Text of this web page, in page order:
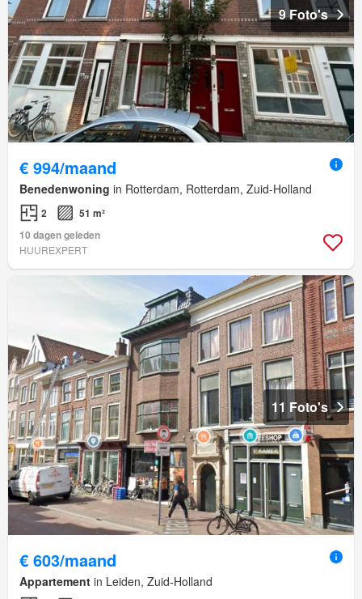
9 Foto's
€ 994/maand
Benedenwoning in Rotterdam, Rotterdam, Zuid-Holland
2
51 m²
10 dagen geleden
HUUREXPERT
11 Foto's
€ 603/maand
Appartement in Leiden, Zuid-Holland